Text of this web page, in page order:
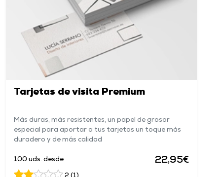
Tarjetas de visita Premium
Más duras, más resistentes, un papel de grosor
especial para aportar a tus tarjetas un toque más
duradero y de más calidad
100 uds. desde 22,95€
2 (1)